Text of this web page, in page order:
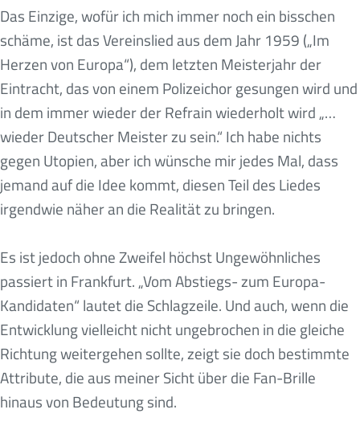
Das Einzige, wofür ich mich immer noch ein bisschen
schäme, ist das Vereinslied aus dem Jahr 1959 („Im
Herzen von Europa“), dem letzten Meisterjahr der
Eintracht, das von einem Polizeichor gesungen wird und
in dem immer wieder der Refrain wiederholt wird „…
wieder Deutscher Meister zu sein.“ Ich habe nichts
gegen Utopien, aber ich wünsche mir jedes Mal, dass
jemand auf die Idee kommt, diesen Teil des Liedes
irgendwie näher an die Realität zu bringen.
Es ist jedoch ohne Zweifel höchst Ungewöhnliches
passiert in Frankfurt. „Vom Abstiegs- zum Europa-
Kandidaten“ lautet die Schlagzeile. Und auch, wenn die
Entwicklung vielleicht nicht ungebrochen in die gleiche
Richtung weitergehen sollte, zeigt sie doch bestimmte
Attribute, die aus meiner Sicht über die Fan-Brille
hinaus von Bedeutung sind.